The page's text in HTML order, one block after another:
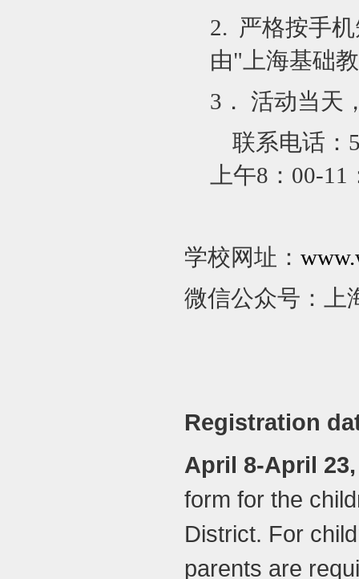
2. 严格按手
由"上海基础
3 ． 活动当
联系电话：
上午8：00-
学校网址：
微信公众号：上
Registration d
April 8-April
form for the
District. For
parents are